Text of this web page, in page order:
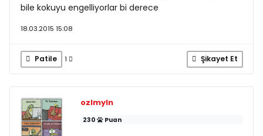
bile kokuyu engelliyorlar bi derece
18.03.2015 15:08
Patile 1 Şikayet Et
ozlmyln
230 Puan